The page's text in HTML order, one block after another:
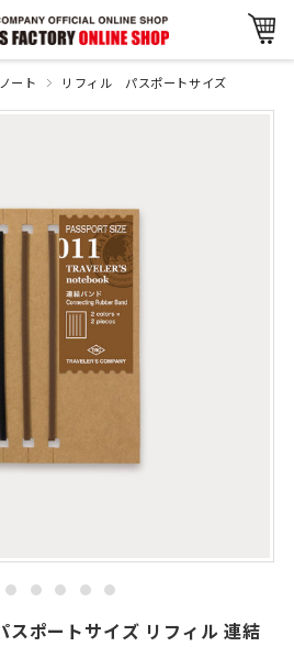
ート リフィル パスポートサイズ
スポートサイズ リフィル 連結